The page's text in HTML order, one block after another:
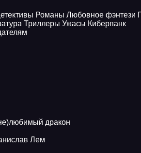
Романы Любовное фэнтези
Триллеры Ужасы Киберпанк
дракон
Лем